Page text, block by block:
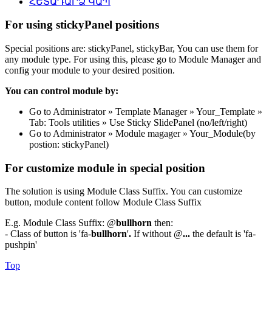
For using stickyPanel positions
Special positions are: stickyPanel, stickyBar, You can use them for
any module type. For using this, please go to Module Manager and
config your module to your desired position.
You can control module by:
Go to Administrator » Template Manager » Your_Template »
Tab: Tools utilities » Use Sticky SlidePanel (no/left/right)
Go to Administrator » Module magager » Your_Module(by
postion: stickyPanel)
For customize module in special position
The solution is using Module Class Suffix. You can customize
button, module content follow Module Class Suffix
E.g. Module Class Suffix: @bullhorn then:
- Class of button is 'fa-bullhorn'. If without @... the default is 'fa-
pushpin'
Top